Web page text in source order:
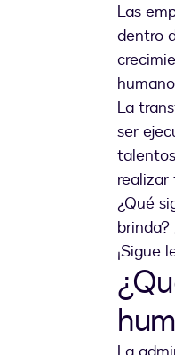
Las
dentro
La
ser
realizar
¿Qué
¡Sigue